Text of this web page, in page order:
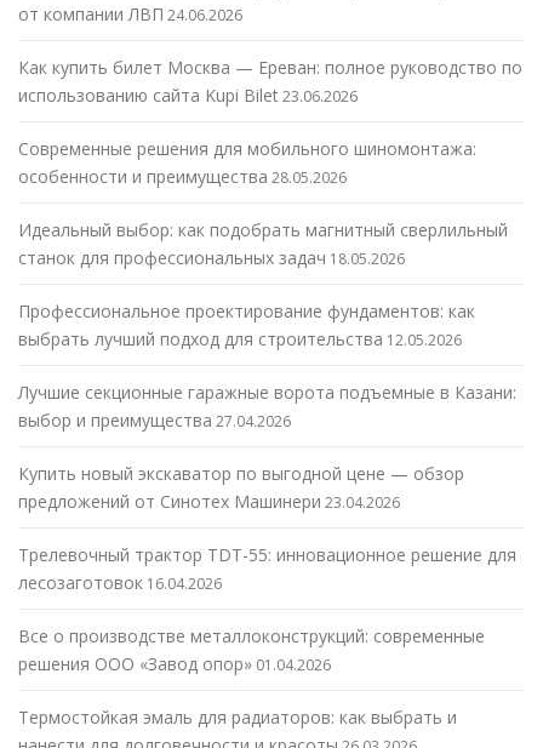
от компании ЛВП 24.06.2026
Как купить билет Москва — Ереван: полное руководство по
использованию сайта Kupi Bilet23.06.2026
Современные решения для мобильного шиномонтажа:
особенности и преимущества 28.05.2026
Идеальный выбор: как подобрать магнитный сверлильный
станок для профессиональных задач 18.05.2026
Профессиональное проектирование фундаментов: как
выбрать лучший подход для строительства 12.05.2026
Лучшие секционные гаражные ворота подъемные в Казани:
выбор и преимущества 27.04.2026
Купить новый экскаватор по выгодной цене — обзор
предложений от Синотех Машинери 23.04.2026
Трелевочный трактор TDT-55: инновационное решение для
лесозаготовок 16.04.2026
Все о производстве металлоконструкций: современные
решения ООО «Завод опор» 01.04.2026
Термостойкая эмаль для радиаторов: как выбрать и